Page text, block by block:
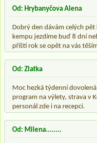
Od: Hrybanyčova Alena
Dobrý den dávám celých
kempu jezdíme buď 8 dní
příští rok se opět na vás
Od: Zlatka
Moc hezká týdenní
program na výlety, strava v
personál zde i na recepci.
Od: Milena........